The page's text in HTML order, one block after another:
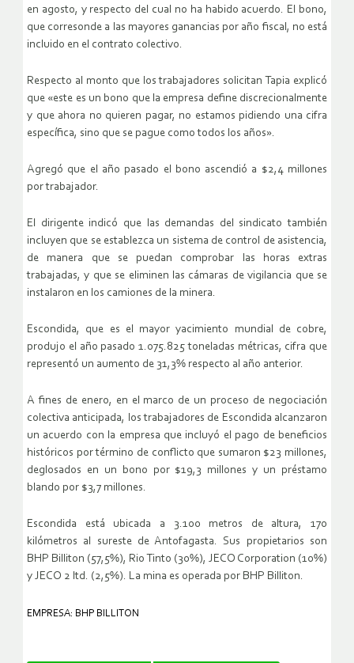
en agosto, y respecto del cual no ha habido acuerdo. El bono,
que corresonde a las mayores ganancias por año fiscal, no está
incluido en el contrato colectivo.
Respecto al monto que los trabajadores solicitan Tapia explicó
que «este es un bono que la empresa define discrecionalmente
y que ahora no quieren pagar, no estamos pidiendo una cifra
específica, sino que se pague como todos los años».
Agregó que el año pasado el bono ascendió a $2,4 millones
por trabajador.
El dirigente indicó que las demandas del sindicato también
incluyen que se establezca un sistema de control de asistencia,
de manera que se puedan comprobar las horas extras
trabajadas, y que se eliminen las cámaras de vigilancia que se
instalaron en los camiones de la minera.
Escondida, que es el mayor yacimiento mundial de cobre,
produjo el año pasado 1.075.825 toneladas métricas, cifra que
representó un aumento de 31,3% respecto al año anterior.
A fines de enero, en el marco de un proceso de negociación
colectiva anticipada, los trabajadores de Escondida alcanzaron
un acuerdo con la empresa que incluyó el pago de beneficios
históricos por término de conflicto que sumaron $23 millones,
deglosados en un bono por $19,3 millones y un préstamo
blando por $3,7 millones.
Escondida está ubicada a 3.100 metros de altura, 170
kilómetros al sureste de Antofagasta. Sus propietarios son
BHP Billiton (57,5%), Rio Tinto (30%), JECO Corporation (10%)
y JECO 2 ltd. (2,5%). La mina es operada por BHP Billiton.
EMPRESA: BHP BILLITON